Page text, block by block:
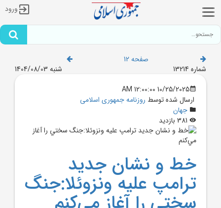
ورود
صفحه 12
شماره 13214
شنبه 1404/08/03
10/25/2025 12:00:00 AM
ارسال شده توسط روزنامه جمهوری اسلامی
جهان
خط و نشان جديد
ترامپ عليه ونزوئلا:جنگ